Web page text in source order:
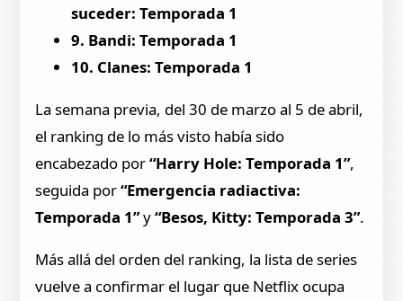
suceder: Temporada 1
9. Bandi: Temporada 1
10. Clanes: Temporada 1
La semana previa, del 30 de marzo al 5 de abril,
el ranking de lo más visto había sido
encabezado por“Harry Hole: Temporada 1”,
seguida por“Emergencia radiactiva:
Temporada 1”y“Besos, Kitty: Temporada 3”.
Más allá del orden del ranking, la lista de series
vuelve a confirmar el lugar que Netflix ocupa